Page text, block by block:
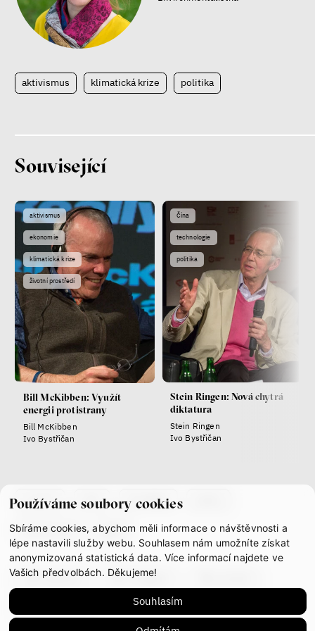
Používáme soubory cookies
Sbíráme cookies, abychom měli informace o návštěvnosti a
lépe nastavili služby webu. Souhlasem nám umožníte získat
anonymizovaná statistická data. Více informací najdete ve
Vašich předvolbách. Děkujeme!
Souhlasím
aktivismus klimatická krize politika
Související
aktivismus
ekonomie
klimatická krize
životní prostředí
Bill McKibben: Využít
energii protistrany
Bill McKibben
Ivo Bystřičan
Čína
technologie
politika
Stein Ringen: Nová chytrá
diktatura
Stein Ringen
Ivo Bystřičan
co je if tým kontakty
partnerství gdpr
facebook instagram